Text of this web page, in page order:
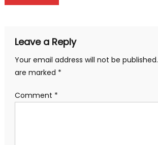
Leave a Reply
Your email address will not be published.
are marked *
Comment *